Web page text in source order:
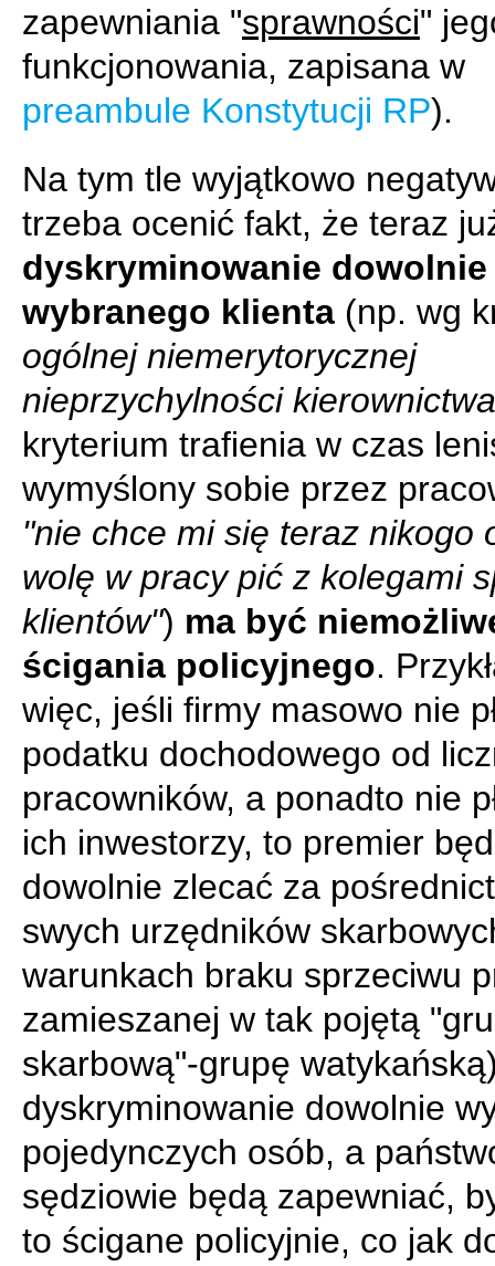
zapewniania "sprawności"
funkcjonowania, zapisana w
preambule Konstytucji RP).
Na tym tle wyjątkowo
trzeba ocenić fakt, że teraz
dyskryminowanie dowolnie
wybranego klienta (np. wg
ogólnej niemerytorycznej
nieprzychylności kierownictwa
kryterium trafienia w czas
wymyślony sobie przez
"nie chce mi się teraz nikogo
wolę w pracy pić z kolegami
klientów") ma być
ścigania policyjnego.
więc, jeśli firmy masowo nie
podatku dochodowego od
pracowników, a ponadto nie
ich inwestorzy, to premier
dowolnie zlecać za
swych urzędników
warunkach braku sprzeciwu
zamieszanej w tak pojętą
skarbową"-grupę
dyskryminowanie dowolnie
pojedynczych osób, a
sędziowie będą zapewniać,
to ścigane policyjnie, co jak